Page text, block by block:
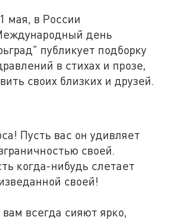
мая, в России
день
публикует подборку
в стихах и прозе,
своих близких и друзей.
Пусть вас он удивляет
своей.
когда-нибудь слетает
своей!
всегда сияют ярко,